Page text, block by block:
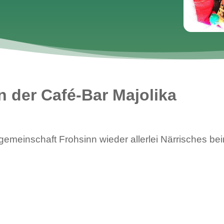
der Café-Bar Majolika
Frohsinn wieder allerlei Närrisches